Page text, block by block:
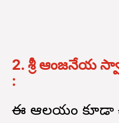
2. శ్రీ ఆంజనేయ
:
ఈ ఆలయం కూడా